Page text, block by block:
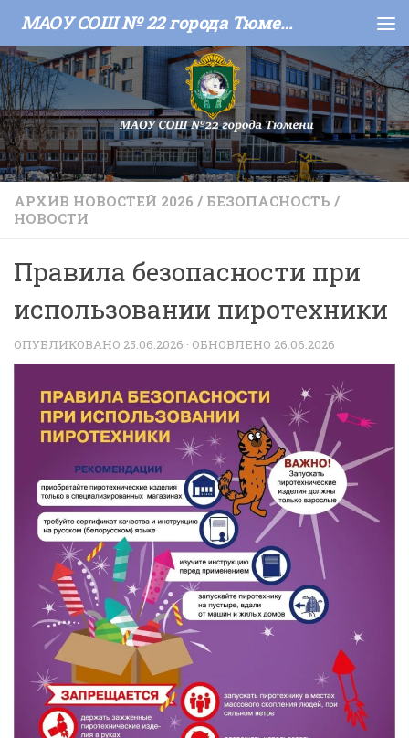
Skip to content МАОУ СОШ № 22 города Тюмени
АРХИВ НОВОСТЕЙ 2026 / БЕЗОПАСНОСТЬ /
НОВОСТИ
Правила безопасности при
использовании пиротехники
ОПУБЛИКОВАНО 25.06.2026 · ОБНОВЛЕНО 26.06.2026